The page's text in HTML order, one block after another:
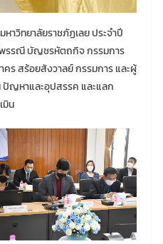
าวิทยาลัยราชภัฏเลย ประจำปี
พรรณี บัญชรหัตถกิจ กรรมการ
ร สร้อยสังวาลย์ กรรมการ และผู้
ปัญหาและอุปสรรค และแลก
มิน